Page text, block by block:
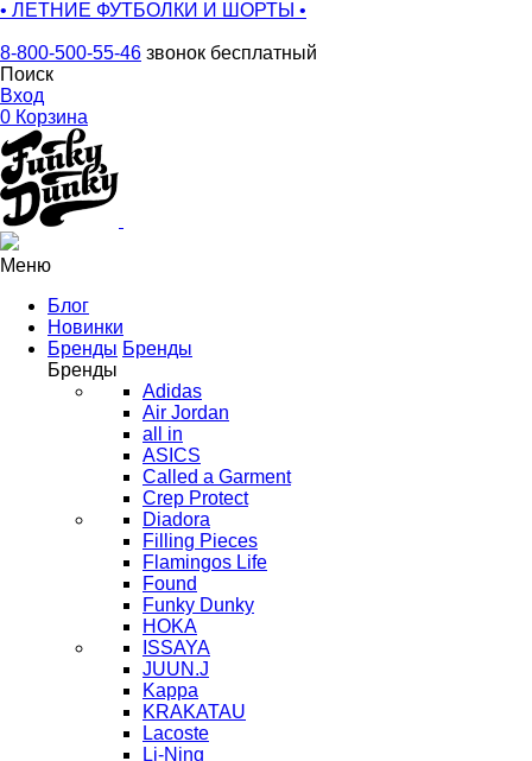
• ЛЕТНИЕ ФУТБОЛКИ И ШОРТЫ •
8-800-500-55-46 звонок бесплатный
Поиск
Вход
0 Корзина
Меню
Блог
Новинки
Бренды Бренды
Бренды
Adidas
Air Jordan
all in
ASICS
Called a Garment
Crep Protect
Diadora
Filling Pieces
Flamingos Life
Found
Funky Dunky
HOKA
ISSAYA
JUUN.J
Kappa
KRAKATAU
Lacoste
Li-Ning